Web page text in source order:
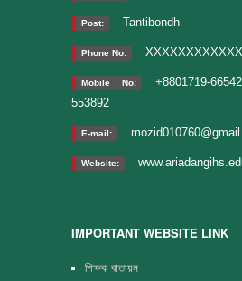
Post: Tantibondh
Phone No: XXXXXXXXXXXX
Mobile No:
+8801719-
553892
E-mail:
Website:
IMPORTANT WEBSITE LINK
শিক্ষক বাতায়ন